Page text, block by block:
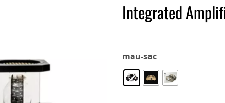
Integrated
mau-sac